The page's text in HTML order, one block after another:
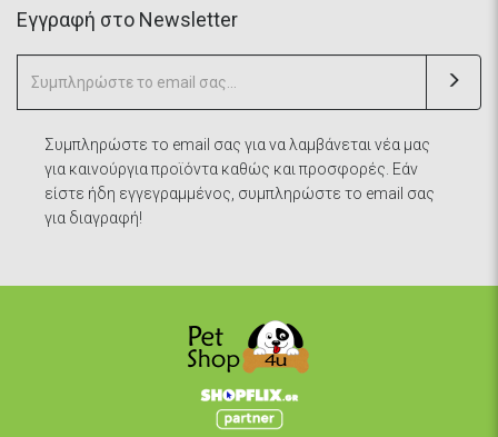
Eγγραφή στο Newsletter
Συμπληρώστε το email σας για να λαμβάνεται νέα μας
για καινούργια προϊόντα καθώς και προσφορές. Εάν
είστε ήδη εγγεγραμμένος, συμπληρώστε το email σας
για διαγραφή!